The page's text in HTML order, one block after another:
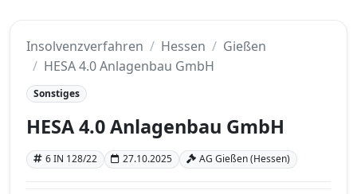
Insolvenzverfahren Hessen
Gießen
HESA 4.0 Anlagenbau GmbH
Sonstiges
HESA 4.0 Anlagenbau GmbH
6 IN 128/22 27.10.2025 AG Gießen (Hessen)